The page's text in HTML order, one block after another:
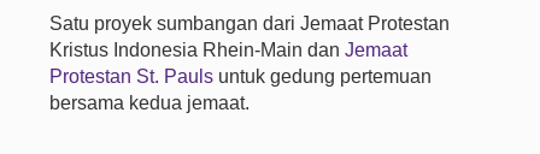
Satu proyek sumbangan dari Jemaat Protestan
Kristus Indonesia Rhein-Main danJemaat
Protestan St. Pauls untuk gedung pertemuan
bersama kedua jemaat.